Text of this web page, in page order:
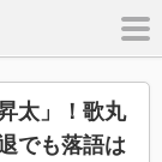
太」！歌丸
でも落語は